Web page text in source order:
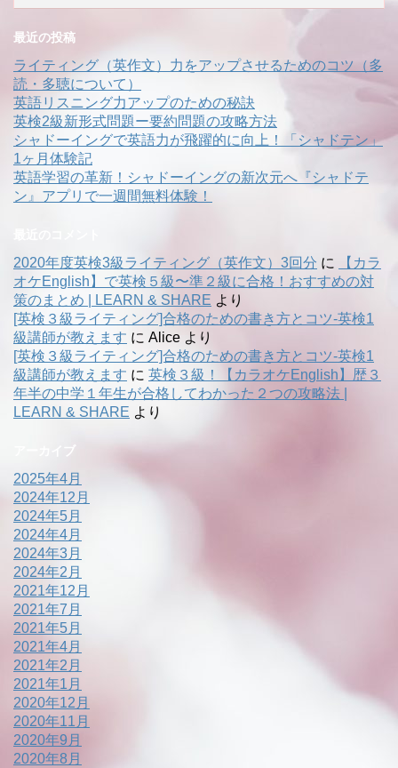
最近の投稿
ライティング（英作文）力をアップさせるためのコツ（多
読・多聴について）
英語リスニング力アップのための秘訣
英検2級新形式問題ー要約問題の攻略方法
シャドーイングで英語力が飛躍的に向上！「シャドテン」
1ヶ月体験記
英語学習の革新！シャドーイングの新次元へ『シャドテ
ン』アプリで一週間無料体験！
2020年度英検3級ライティング（英作文）3回分 に
【カラ
オケEnglish】で英検５級〜準２級に合格！おすすめの対
策のまとめ | LEARN & SHARE より
[英検３級ライティング]合格のための書き方とコツ-英検1
級講師が教えます に Alice より
[英検３級ライティング]合格のための書き方とコツ-英検1
級講師が教えます に 英検３級！【カラオケEnglish】歴３
年半の中学１年生が合格してわかった２つの攻略法 |
LEARN & SHARE より
アーカイブ
2025年4月
2024年12月
2024年5月
2024年4月
2024年3月
2024年2月
2021年12月
2021年7月
2021年5月
2021年4月
2021年2月
2021年1月
2020年12月
2020年11月
2020年9月
2020年8月